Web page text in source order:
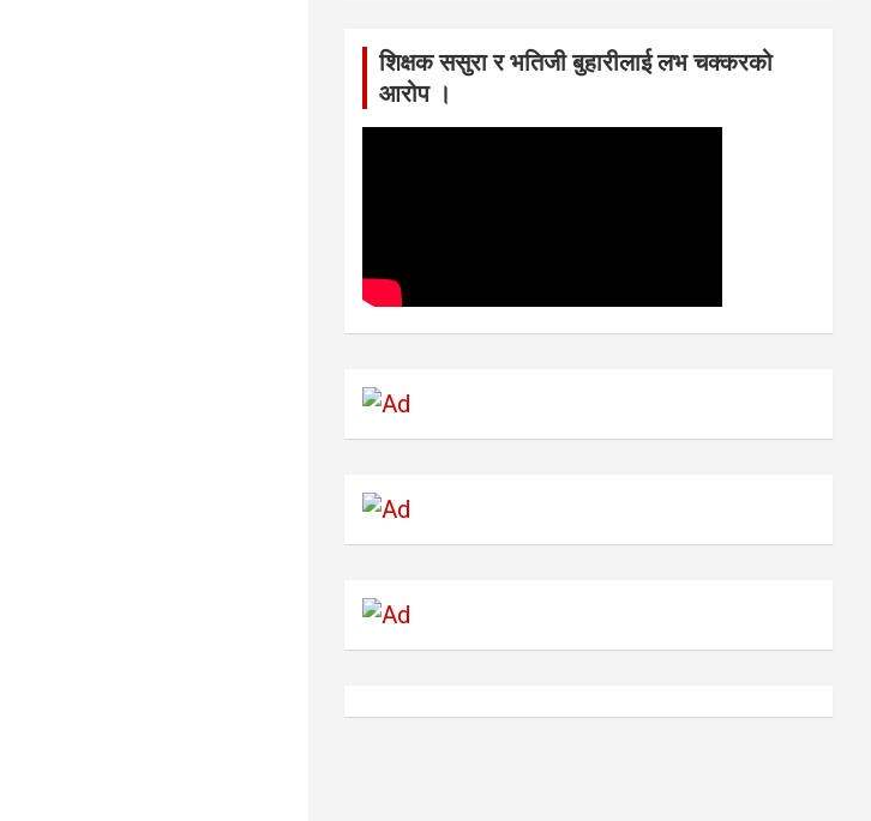
शिक्षक ससुरा र भतिजी बुहारीलाई लभ चक्करको
आरोप ।